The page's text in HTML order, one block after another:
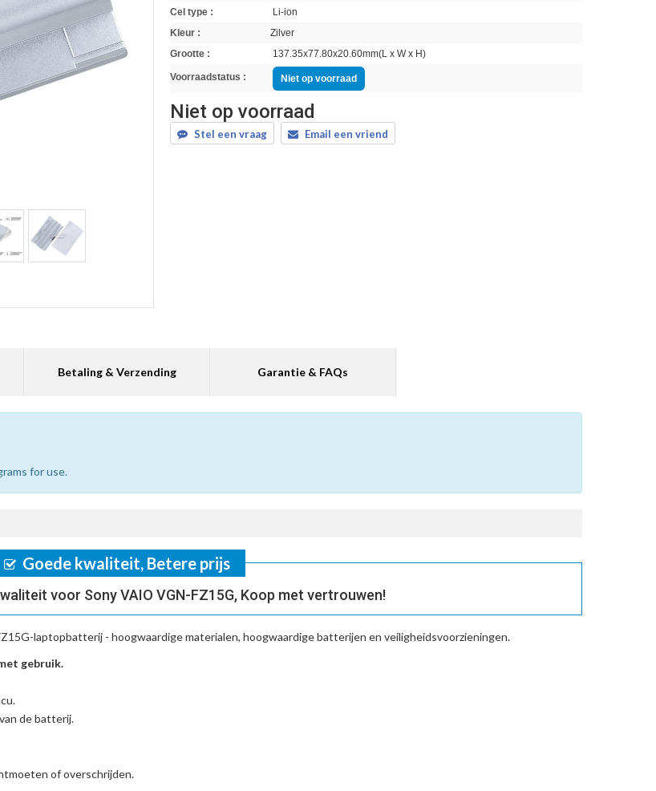
Cel type :
Li-ion
Kleur :
Zilver
Grootte :
137.35x77.80x20.60mm(L x W x H)
Voorraadstatus : Niet op voorraad
Niet op voorraad
Stel een vraag Email een vriend
Betaling & Verzending Garantie & FAQs
for use.
Goede kwaliteit, Betere prijs
voor Sony VAIO VGN-FZ15G, Koop met vertrouwen!
laptopbatterij - hoogwaardige materialen, hoogwaardige batterijen en veiligheidsvoorzieningen.
gebruik.
.
de batterij.
of overschrijden.